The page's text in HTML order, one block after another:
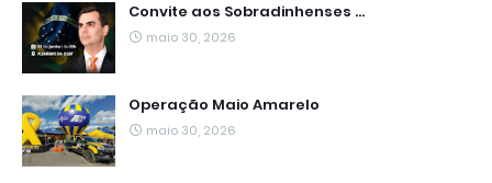
Convite aos Sobradinhenses ...
maio 30, 2026
Operação Maio Amarelo
maio 30, 2026